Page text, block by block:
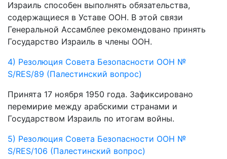
Израиль способен выполнять обязательства,
содержащиеся в Уставе ООН. В этой связи
Генеральной Ассамблее рекомендовано принять
Государство Израиль в члены ООН.
4) Резолюция Совета Безопасности ООН №
S/RES/89 (Палестинский вопрос)
Принята 17 ноября 1950 года. Зафиксировано
перемирие между арабскими странами и
Государством Израиль по итогам войны.
5) Резолюция Совета Безопасности ООН №
S/RES/106 (Палестинский вопрос)